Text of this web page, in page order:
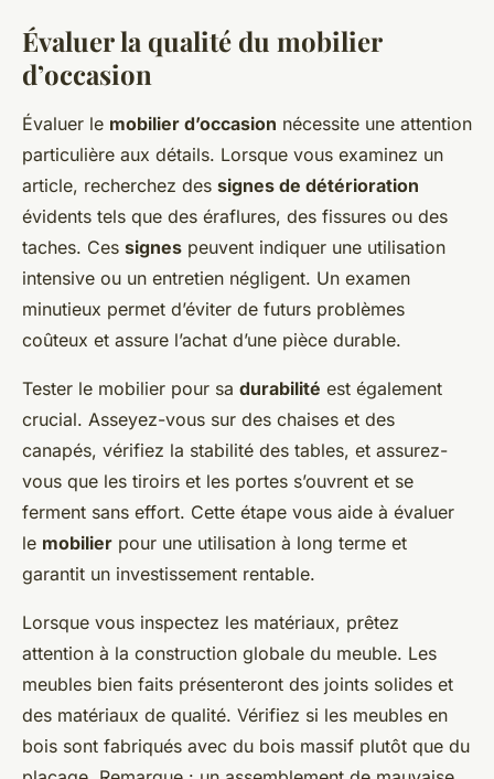
Évaluer la qualité du mobilier
d’occasion
Évaluer le mobilier d’occasion nécessite une attention
particulière aux détails. Lorsque vous examinez un
article, recherchez des signes de détérioration
évidents tels que des éraflures, des fissures ou des
taches. Ces signes peuvent indiquer une utilisation
intensive ou un entretien négligent. Un examen
minutieux permet d’éviter de futurs problèmes
coûteux et assure l’achat d’une pièce durable.
Tester le mobilier pour sa durabilité est également
crucial. Asseyez-vous sur des chaises et des
canapés, vérifiez la stabilité des tables, et assurez-
vous que les tiroirs et les portes s’ouvrent et se
ferment sans effort. Cette étape vous aide à évaluer
le mobilier pour une utilisation à long terme et
garantit un investissement rentable.
Lorsque vous inspectez les matériaux, prêtez
attention à la construction globale du meuble. Les
meubles bien faits présenteront des joints solides et
des matériaux de qualité. Vérifiez si les meubles en
bois sont fabriqués avec du bois massif plutôt que du